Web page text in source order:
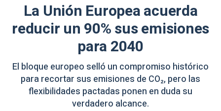
La Unión Europea acuerda
reducir un 90% sus emisiones
para 2040
El bloque europeo selló un compromiso histórico
para recortar sus emisiones de CO₂, pero las
flexibilidades pactadas ponen en duda su
verdadero alcance.